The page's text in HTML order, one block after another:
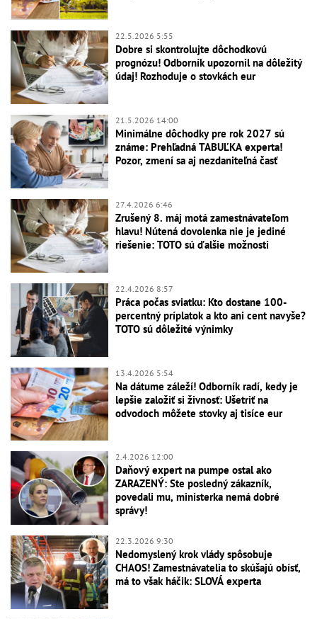
22.5.2026 5:55
Dobre si skontrolujte dôchodkovú
prognózu! Odborník upozornil na dôležitý
údaj! Rozhoduje o stovkách eur
21.5.2026 14:00
Minimálne dôchodky pre rok 2027 sú
známe: Prehľadná TABUĽKA experta!
Pozor, zmení sa aj nezdaniteľná časť
27.4.2026 6:46
Zrušený 8. máj motá zamestnávateľom
hlavu! Nútená dovolenka nie je jediné
riešenie: TOTO sú ďalšie možnosti
22.4.2026 8:57
Práca počas sviatku: Kto dostane 100-
percentný príplatok a kto ani cent navyše?
TOTO sú dôležité výnimky
13.4.2026 5:54
Na dátume záleží! Odborník radí, kedy je
lepšie založiť si živnosť: Ušetriť na
odvodoch môžete stovky aj tisíce eur
2.4.2026 12:00
Daňový expert na pumpe ostal ako
ZARAZENÝ: Ste posledný zákazník,
povedali mu, ministerka nemá dobré
správy!
22.3.2026 9:30
Nedomyslený krok vlády spôsobuje
CHAOS! Zamestnávatelia to skúšajú obísť,
má to však háčik: SLOVÁ experta